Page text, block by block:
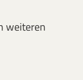
weiteren